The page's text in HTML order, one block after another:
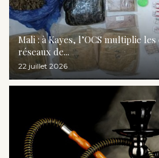
Mali : à Kayes, l’OCS multiplie
réseaux de...
22 juillet 2026